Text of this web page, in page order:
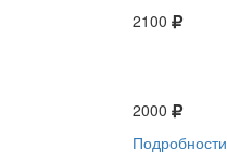
2100
2000
Подробности